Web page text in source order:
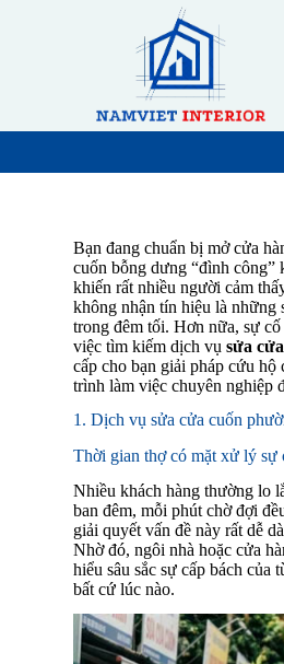
n
Bạn đang chuẩn bị mở cửa
cuốn bỗng dưng “đình công”
khiến rất nhiều người cảm
không nhận tín hiệu là những
trong đêm tối. Hơn nữa, sự
việc tìm kiếm dịch vụsửa
cấp cho bạn giải pháp cứu hộ
trình làm việc chuyên nghiệp
1. Dịch vụ sửa cửa cuốn
Thời gian thợ có mặt xử lý sự
Nhiều khách hàng thường lo
ban đêm, mỗi phút chờ đợi
giải quyết vấn đề này rất dễ
Nhờ đó, ngôi nhà hoặc cửa
hiểu sâu sắc sự cấp bách
bất cứ lúc nào.